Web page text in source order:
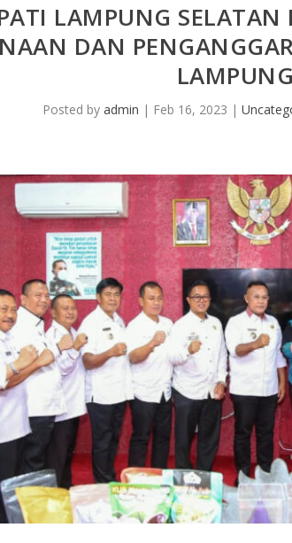
LAMPUNG SELATAN
DAN
LAMPUNG
Posted by admin | Feb 16, 2023 |